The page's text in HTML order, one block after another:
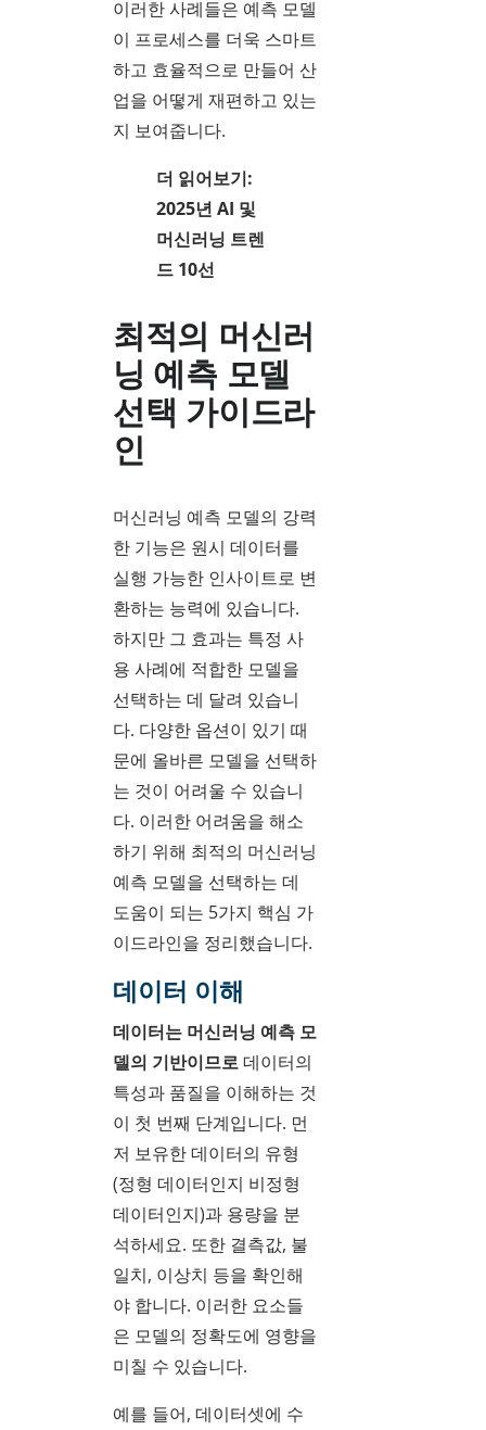
이러한 사례들은 예측 모델
이 프로세스를 더욱 스마트
하고 효율적으로 만들어 산
업을 어떻게 재편하고 있는
지 보여줍니다.
더 읽어보기:
2025년 AI 및
머신러닝 트렌
드 10선
최적의 머신러
닝 예측 모델
선택 가이드라
인
머신러닝 예측 모델의 강력
한 기능은 원시 데이터를
실행 가능한 인사이트로 변
환하는 능력에 있습니다.
하지만 그 효과는 특정 사
용 사례에 적합한 모델을
선택하는 데 달려 있습니
다. 다양한 옵션이 있기 때
문에 올바른 모델을 선택하
는 것이 어려울 수 있습니
다. 이러한 어려움을 해소
하기 위해 최적의 머신러닝
예측 모델을 선택하는 데
도움이 되는 5가지 핵심 가
이드라인을 정리했습니다.
데이터 이해
데이터는 머신러닝 예측 모
델의 기반이므로데이터의
특성과 품질을 이해하는 것
이 첫 번째 단계입니다. 먼
저 보유한 데이터의 유형
(정형 데이터인지 비정형
데이터인지)과 용량을 분
석하세요. 또한 결측값, 불
일치, 이상치 등을 확인해
야 합니다. 이러한 요소들
은 모델의 정확도에 영향을
미칠 수 있습니다.
예를 들어, 데이터셋에 수